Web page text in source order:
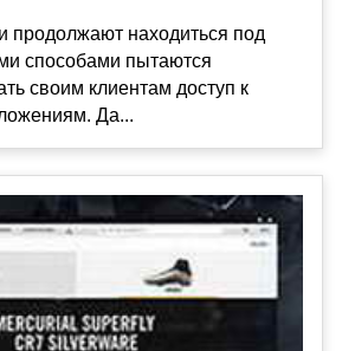
продолжают находиться под
способами пытаются
своим клиентам доступ к
Да...